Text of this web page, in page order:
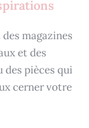
magazines
et des
des pièces qui
cerner votre